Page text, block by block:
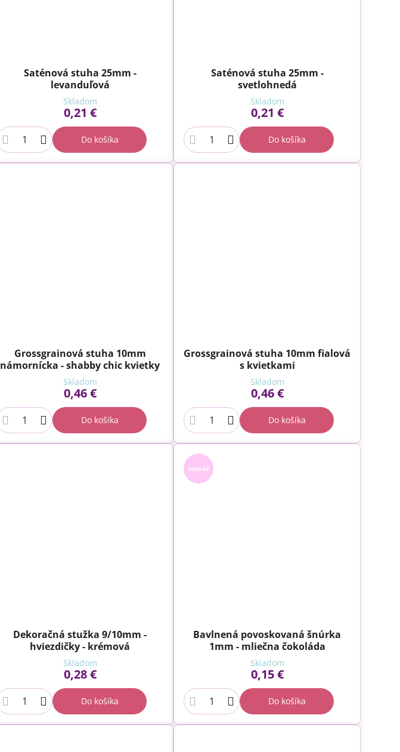
Saténová stuha 25mm -
levanduľová
Skladom
0,21 €
Do košíka
Saténová stuha 25mm -
svetlohnedá
Skladom
0,21 €
Do košíka
Grossgrainová stuha 10mm
námornícka - shabby chic kvietky
Skladom
0,46 €
Do košíka
Grossgrainová stuha 10mm fialová
s kvietkami
Skladom
0,46 €
Do košíka
Dekoračná stužka 9/10mm -
hviezdičky - krémová
Skladom
0,28 €
Do košíka
metráž
Bavlnená povoskovaná šnúrka
1mm - mliečna čokoláda
Skladom
0,15 €
Do košíka